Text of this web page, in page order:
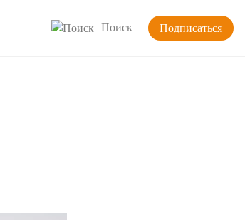
Поиск Подписаться